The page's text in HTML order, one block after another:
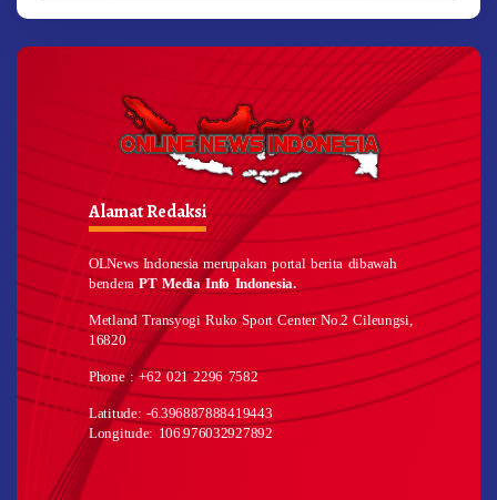
Alamat Redaksi
OLNews Indonesia merupakan portal berita dibawah
benderaPT Media Info Indonesia.
Metland Transyogi Ruko Sport Center No.2 Cileungsi,
16820
Phone : +62 021 2296 7582
Latitude: -6.396887888419443
Longitude: 106.976032927892